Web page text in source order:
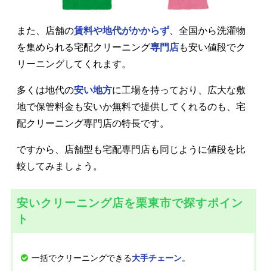
また、店舗の賃料や地代がかからず 、全国から洗濯物
を集められる宅配クリーニング専門店も安い値段でク
リーニングしてくれます。
多くは地代の安い地方に工場を持っており、広大な敷
地で保管料金も安いか無料で提供してくれるのも、宅
配クリーニング専門店の特長です。
ですから、店舗型も宅配専門店も同じように値段を比
較してみましょう。
安いクリーニング店を栗東市で探すポイン
ト
一括でクリーニングできる大手チェーン。